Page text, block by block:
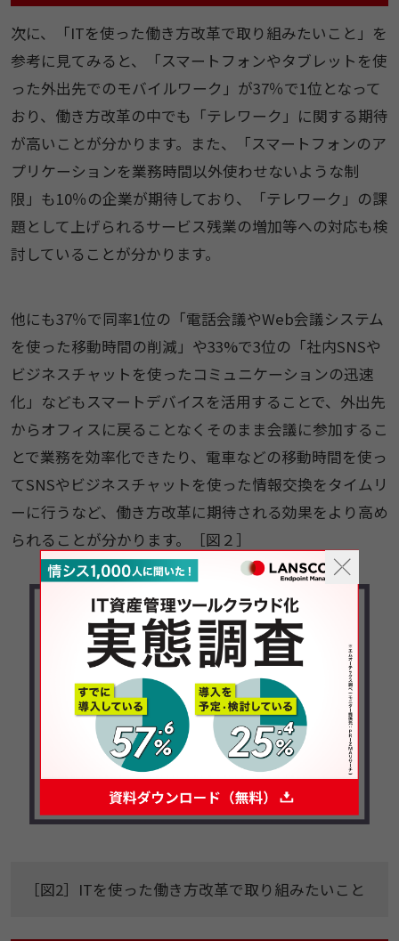
次に、「ITを使った働き方改革で取り組みたいこと」を
参考に見てみると、「スマートフォンやタブレットを使
った外出先でのモバイルワーク」が37％で1位となって
おり、働き方改革の中でも「テレワーク」に関する期待
が高いことが分かります。また、「スマートフォンのア
プリケーションを業務時間以外使わせないような制
限」も10％の企業が期待しており、「テレワーク」の課
題として上げられるサービス残業の増加等への対応も検
討していることが分かります。
他にも37％で同率1位の「電話会議やWeb会議システム
を使った移動時間の削減」や33%で3位の「社内SNSや
ビジネスチャットを使ったコミュニケーションの迅速
化」などもスマートデバイスを活用することで、外出先
からオフィスに戻ることなくそのまま会議に参加するこ
とで業務を効率化できたり、電車などの移動時間を使っ
てSNSやビジネスチャットを使った情報交換をタイムリ
ーに行うなど、働き方改革に期待される効果をより高め
られることが分かります。［図２］
［図2］ITを使った働き方改革で取り組みたいこと